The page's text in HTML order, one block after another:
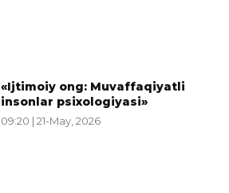
«Ijtimoiy ong: Muvaffaqiyatli
insonlar psixologiyasi»
09:20 | 21-May, 2026